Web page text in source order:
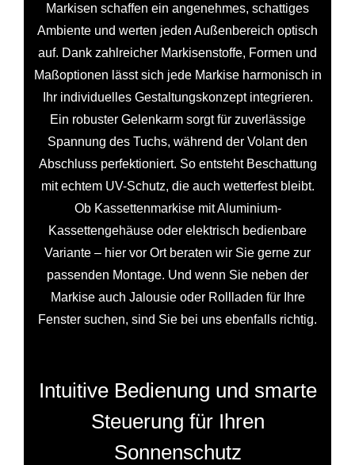
Markisen schaffen ein angenehmes, schattiges
Ambiente und werten jeden Außenbereich optisch
auf. Dank zahlreicher Markisenstoffe, Formen und
Maßoptionen lässt sich jede Markise harmonisch in
Ihr individuelles Gestaltungskonzept integrieren.
Ein robuster Gelenkarm sorgt für zuverlässige
Spannung des Tuchs, während der Volant den
Abschluss perfektioniert. So entsteht Beschattung
mit echtem UV-Schutz, die auch wetterfest bleibt.
Ob Kassettenmarkise mit Aluminium-
Kassettengehäuse oder elektrisch bedienbare
Variante – hier vor Ort beraten wir Sie gerne zur
passenden Montage. Und wenn Sie neben der
Markise auch Jalousie oder Rollladen für Ihre
Fenster suchen, sind Sie bei uns ebenfalls richtig.
Intuitive Bedienung und smarte
Steuerung für Ihren
Sonnenschutz